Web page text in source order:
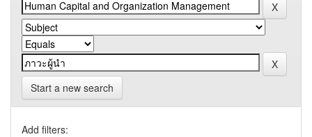
Start a new search
Add filters: